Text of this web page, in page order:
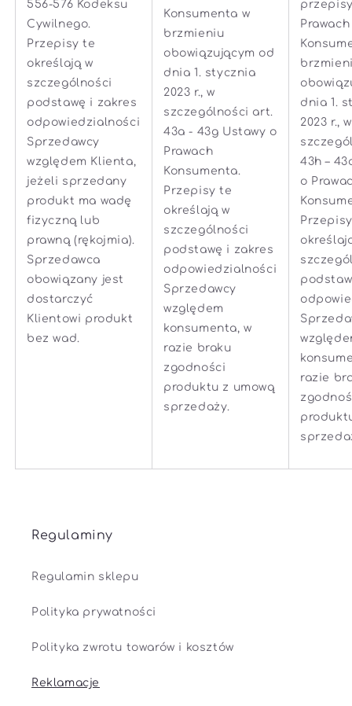
556-576 Kodeksu
Cywilnego.
Przepisy te
określają w
szczególności
podstawę i zakres
odpowiedzialności
Sprzedawcy
względem Klienta,
jeżeli sprzedany
produkt ma wadę
fizyczną lub
prawną (rękojmia).
Sprzedawca
obowiązany jest
dostarczyć
Klientowi produkt
bez wad.
Konsumenta w
brzmieniu
obowiązującym od
dnia 1. stycznia
2023 r., w
szczególności art.
43a - 43g Ustawy o
Prawach
Konsumenta.
Przepisy te
określają w
szczególności
podstawę i zakres
odpowiedzialności
Sprzedawcy
względem
konsumenta, w
razie braku
zgodności
produktu z umową
sprzedaży.
Prawach
dnia 1.
2023 r., w
43h –
o
razie
Regulaminy
Regulamin sklepu
Polityka prywatności
Polityka zwrotu towarów i kosztów
Reklamacje